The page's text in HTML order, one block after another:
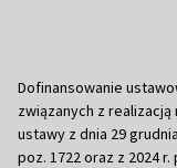
Dofinansowanie
związanych z
ustawy z dnia 29
poz. 1722 oraz z 2024